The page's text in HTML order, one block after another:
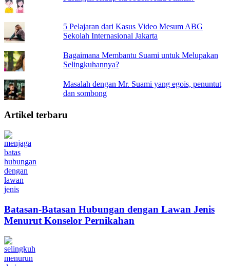
5 Pelajaran dari Kasus Video Mesum ABG
Sekolah Internasional Jakarta
Bagaimana Membantu Suami untuk Melupakan
Selingkuhannya?
Masalah dengan Mr. Suami yang egois, penuntut
dan sombong
Artikel terbaru
Batasan-Batasan Hubungan dengan Lawan Jenis
Menurut Konselor Pernikahan